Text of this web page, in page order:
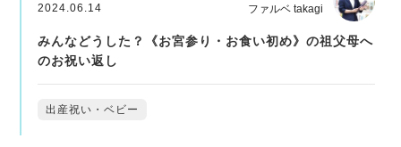
ファルベ takagi
2024.06.14
みんなどうした？《お宮参り・お食い初め》の祖父母へ
のお祝い返し
出産祝い・ベビー